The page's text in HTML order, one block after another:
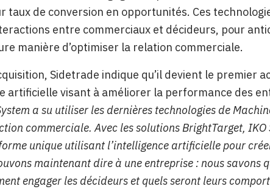
taux de conversion en opportunités. Ces
entre commerciaux et décideurs, pour
manière d’optimiser la relation commerciale.
Sidetrade indique qu’il devient le premier
artificielle visant à améliorer la performance des
a su utiliser les dernières technologies de
commerciale. Avec les solutions BrightTarget,
unique utilisant l’intelligence artificielle pour
maintenant dire à une entreprise : nous savons
engager les décideurs et quels seront leurs